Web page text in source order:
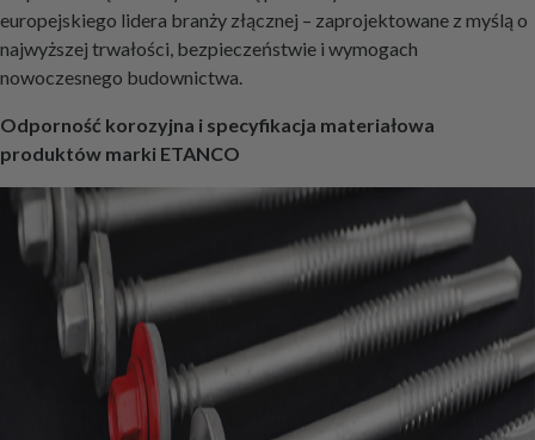
europejskiego lidera branży złącznej – zaprojektowane z myślą o
najwyższej trwałości, bezpieczeństwie i wymogach
nowoczesnego budownictwa.
Odporność korozyjna i specyfikacja materiałowa
produktów marki ETANCO